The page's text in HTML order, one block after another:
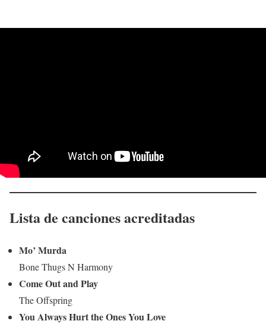
Lista de canciones acreditadas
Mo’ Murda
Bone Thugs N Harmony
Come Out and Play
The Offspring
You Always Hurt the Ones You Love